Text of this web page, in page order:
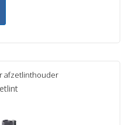
afzetlinthouder